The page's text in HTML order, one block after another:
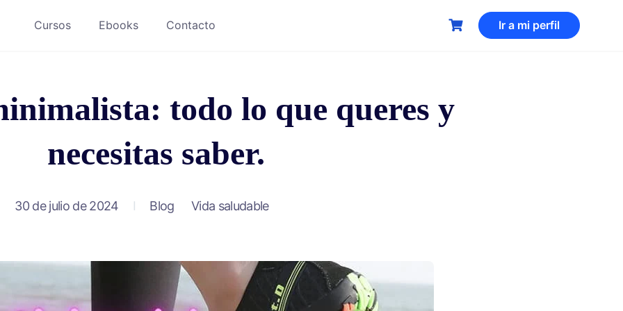
Cursos Ebooks Contacto Ir a mi perfil
todo lo que queres y
necesitas saber.
30 de julio de 2024 Blog Vida saludable